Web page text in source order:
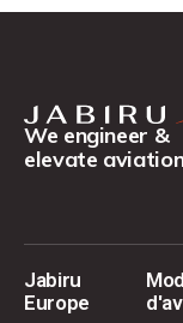
We engineer &
elevate
Jabiru
Europe